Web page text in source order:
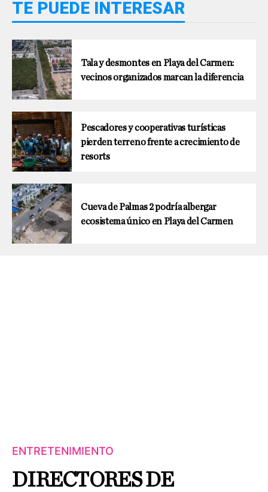
TE PUEDE INTERESAR
Tala y desmontes en Playa del Carmen:
vecinos organizados marcan la diferencia
Pescadores y cooperativas turísticas
pierden terreno frente a crecimiento de
resorts
Cueva de Palmas 2 podría albergar
ecosistema único en Playa del Carmen
ENTRETENIMIENTO
DIRECTORES DE